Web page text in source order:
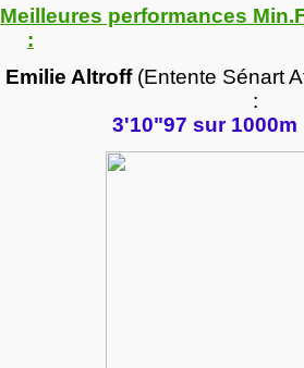
Meilleures performances
:
Emilie Altroff(Entente Sénart
:
3'10"97 sur 1000m